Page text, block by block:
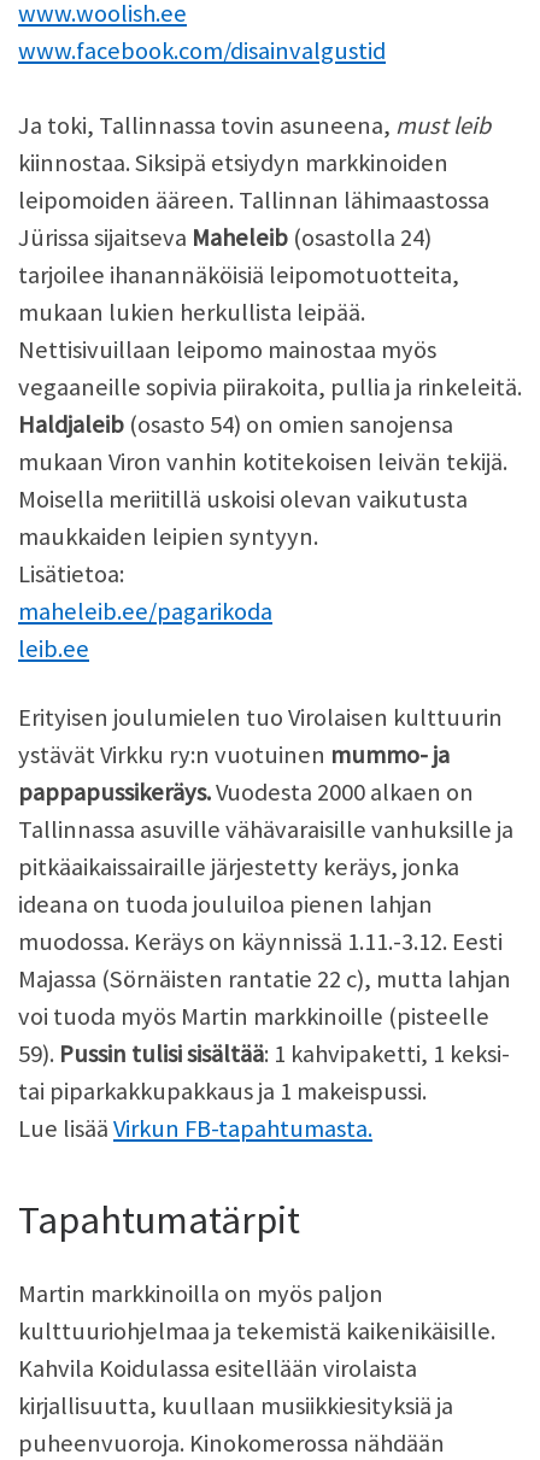
www.woolish.ee
www.facebook.com/disainvalgustid
Ja toki, Tallinnassa tovin asuneena, must leib
kiinnostaa. Siksipä etsiydyn markkinoiden
leipomoiden ääreen. Tallinnan lähimaastossa
Jürissa sijaitseva Maheleib (osastolla 24)
tarjoilee ihanannäköisiä leipomotuotteita,
mukaan lukien herkullista leipää.
Nettisivuillaan leipomo mainostaa myös
vegaaneille sopivia piirakoita, pullia ja rinkeleitä.
Haldjaleib (osasto 54) on omien sanojensa
mukaan Viron vanhin kotitekoisen leivän tekijä.
Moisella meriitillä uskoisi olevan vaikutusta
maukkaiden leipien syntyyn.
Lisätietoa:
maheleib.ee/pagarikoda
leib.ee
Erityisen joulumielen tuo Virolaisen kulttuurin
ystävät Virkku ry:n vuotuinen mummo- ja
pappapussikeräys.Vuodesta 2000 alkaen on
Tallinnassa asuville vähävaraisille vanhuksille ja
pitkäaikaissairaille järjestetty keräys, jonka
ideana on tuoda jouluiloa pienen lahjan
muodossa. Keräys on käynnissä 1.11.-3.12. Eesti
Majassa (Sörnäisten rantatie 22 c), mutta lahjan
voi tuoda myös Martin markkinoille (pisteelle
59). Pussin tulisi sisältää: 1 kahvipaketti, 1 keksi-
tai piparkakkupakkaus ja 1 makeispussi.
Lue lisääVirkun FB-tapahtumasta.
Tapahtumatärpit
Martin markkinoilla on myös paljon
kulttuuriohjelmaa ja tekemistä kaikenikäisille.
Kahvila Koidulassa esitellään virolaista
kirjallisuutta, kuullaan musiikkiesityksiä ja
puheenvuoroja. Kinokomerossa nähdään